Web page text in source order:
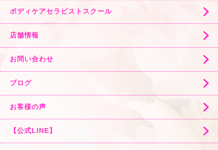
ボディケアセラピストスクール
店舗情報
お問い合わせ
ブログ
お客様の声
【公式LINE】